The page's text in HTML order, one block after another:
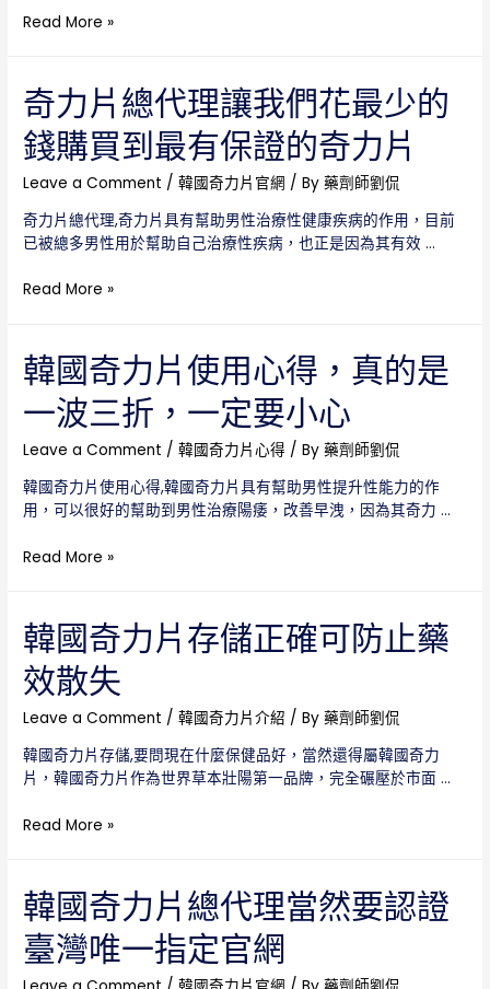
來
韓
國
奇
力
片
效
果
例
奇
有
效
嗎？
當
然
效，
而
效
常
好
Read More »
奇力片總代理讓我們花最少的
錢購買到最有保證的奇力片
Leave a Comment /韓國奇力片官網 / By藥劑師劉侃
奇力片總代理,奇力片具有幫助男性治療性健康疾病的作用，目前
已被總多男性用於幫助自己治療性疾病，也正是因為其有效 …
奇
總
代
我
花
最
的
買
到
最
有
保
證
的
力
Read More »
韓國奇力片使用心得，真的是
一波三折，一定要小心
Leave a Comment /韓國奇力片心得 / By藥劑師劉侃
韓國奇力片使用心得,韓國奇力片具有幫助男性提升性能力的作
用，可以很好的幫助到男性治療陽痿，改善早洩，因為其奇力 …
韓
力
片
使
用
心
真
的
一
折，
一
定
要
Read More »
韓國奇力片存儲正確可防止藥
效散失
Leave a Comment /韓國奇力片介紹 / By藥劑師劉侃
韓國奇力片存儲,要問現在什麼保健品好，當然還得屬韓國奇力
片，韓國奇力片作為世界草本壯陽第一品牌，完全碾壓於市面 …
韓
力
片
存
儲
正
Read More »
韓國奇力片總代理當然要認證
臺灣唯一指定官網